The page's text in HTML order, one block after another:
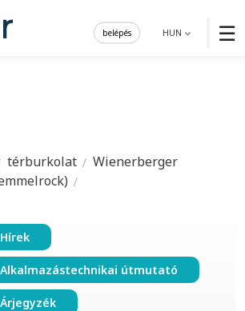
☰
HUN
belépés
térburkolat
Wienerberger
útmutató